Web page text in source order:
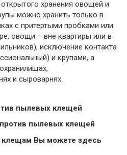
хранения овощей и
можно хранить только в
с притертыми пробками или
овощи – вне квартиры или в
исключение контакта
и крупами, а
и сыроварнях.
пылевых клещей
пылевых клещей
клещам Вы можете здесь